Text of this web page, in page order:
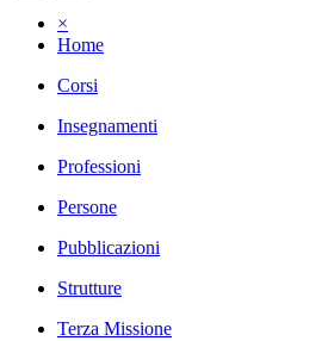
×
Home
Corsi
Insegnamenti
Professioni
Persone
Pubblicazioni
Strutture
Terza Missione